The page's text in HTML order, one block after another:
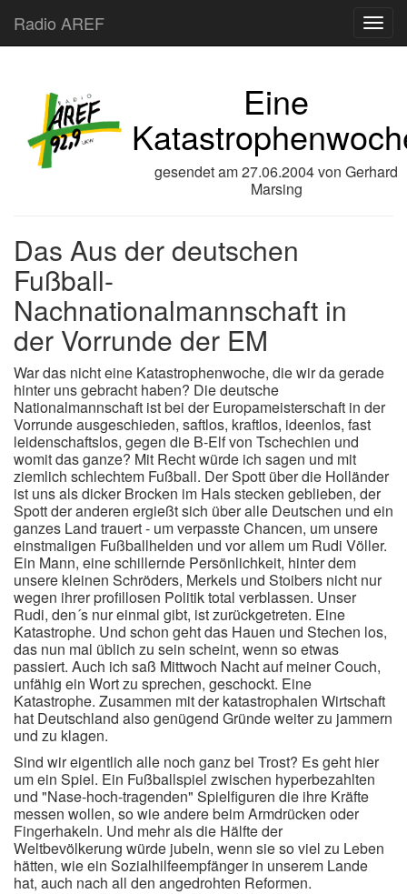
Radio AREF
Eine
gesendet am27.06.2004von Gerhard
Marsing
Das Aus der deutschen
Fußball-
Nachnationalmannschaft in
der Vorrunde der EM
War das nicht eine Katastrophenwoche, die wir da gerade
hinter uns gebracht haben? Die deutsche
Nationalmannschaft ist bei der Europameisterschaft in der
Vorrunde ausgeschieden, saftlos, kraftlos, ideenlos, fast
leidenschaftslos, gegen die B-Elf von Tschechien und
womit das ganze? Mit Recht würde ich sagen und mit
ziemlich schlechtem Fußball. Der Spott über die Holländer
ist uns als dicker Brocken im Hals stecken geblieben, der
Spott der anderen ergießt sich über alle Deutschen und ein
ganzes Land trauert - um verpasste Chancen, um unsere
einstmaligen Fußballhelden und vor allem um Rudi Völler.
Ein Mann, eine schillernde Persönlichkeit, hinter dem
unsere kleinen Schröders, Merkels und Stoibers nicht nur
wegen ihrer profillosen Politik total verblassen. Unser
Rudi, den´s nur einmal gibt, ist zurückgetreten. Eine
Katastrophe. Und schon geht das Hauen und Stechen los,
das nun mal üblich zu sein scheint, wenn so etwas
passiert. Auch ich saß Mittwoch Nacht auf meiner Couch,
unfähig ein Wort zu sprechen, geschockt. Eine
Katastrophe. Zusammen mit der katastrophalen Wirtschaft
hat Deutschland also genügend Gründe weiter zu jammern
und zu klagen.
Sind wir eigentlich alle noch ganz bei Trost? Es geht hier
um ein Spiel. Ein Fußballspiel zwischen hyperbezahlten
und "Nase-hoch-tragenden" Spielfiguren die ihre Kräfte
messen wollen, so wie andere beim Armdrücken oder
Fingerhakeln. Und mehr als die Hälfte der
Weltbevölkerung würde jubeln, wenn sie so viel zu Leben
hätten, wie ein Sozialhilfeempfänger in unserem Lande
hat, auch nach all den angedrohten Reformen.